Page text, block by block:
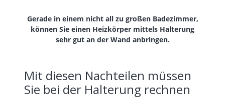
Gerade in einem nicht all zu großen Badezimmer,
können Sie einen Heizkörper mittels Halterung
sehr gut an der Wand anbringen.
Mit diesen Nachteilen müssen
Sie bei der Halterung rechnen